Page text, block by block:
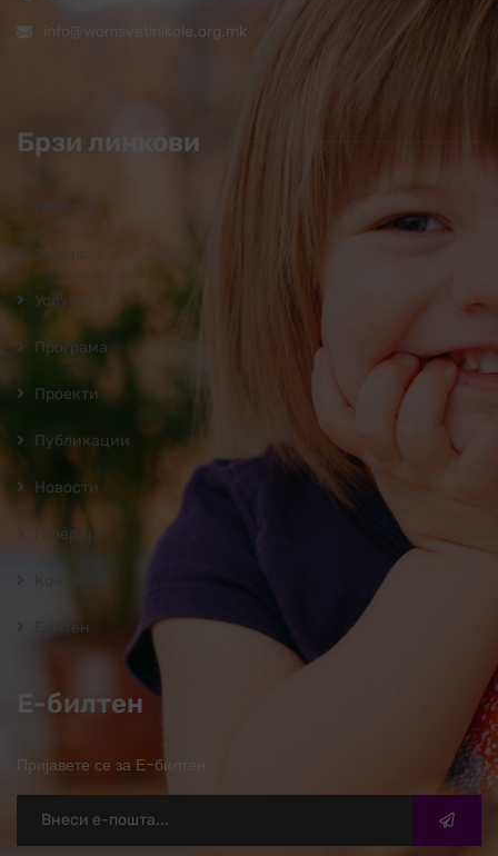
info@womsvetinikole.org.mk
Брзи линкови
Почетна
За нас
Услуги
Програмa
Проекти
Публикации
Новости
Галерија
Билтен
Е-билтен
Пријавете се за Е-билтен